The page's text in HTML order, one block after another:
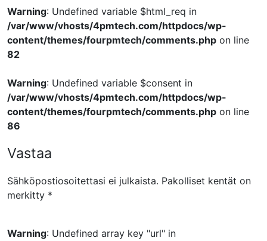
Warning: Undefined variable $html_req in
/var/www/vhosts/4pmtech.com/httpdocs/wp-
content/themes/fourpmtech/comments.php on line
82
Warning: Undefined variable $consent in
/var/www/vhosts/4pmtech.com/httpdocs/wp-
content/themes/fourpmtech/comments.php on line
86
Vastaa
Sähköpostiosoitettasi ei julkaista. Pakolliset kentät on
merkitty *
Warning: Undefined array key "url" in